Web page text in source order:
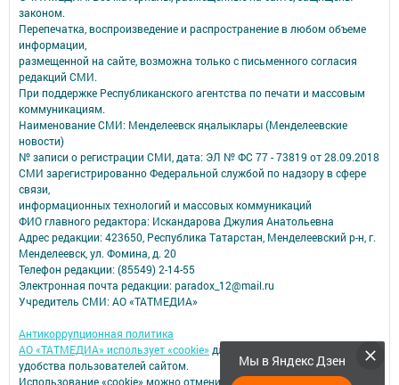
Мы в Яндекс Дзен
законом.
Перепечатка, воспроизведение и распространение в любом объеме
информации,
размещенной на сайте, возможна только с письменного согласия
редакций СМИ.
При поддержке Республиканского агентства по печати и массовым
коммуникациям.
Наименование СМИ: Менделеевск яӊалыклары (Менделеевские
новости)
№ записи о регистрации СМИ, дата: ЭЛ № ФС 77 - 73819 от 28.09.2018
СМИ зарегистрированно Федеральной службой по надзору в сфере
связи,
информационных технологий и массовых коммуникаций
ФИО главного редактора: Искандарова Джулия Анатольевна
Адрес редакции: 423650, Республика Татарстан, Менделеевский р-н, г.
Менделеевск, ул. Фомина, д. 20
Телефон редакции: (85549) 2-14-55
Электронная почта редакции: paradox_12@mail.ru
Учредитель СМИ: АО «ТАТМЕДИА»
Антикоррупционная политика
АО «ТАТМЕДИА» использует «cookie»для персонализации сервисов и
удобства пользователей сайтом.
Использование «cookie» можно отменить в настройках браузера.